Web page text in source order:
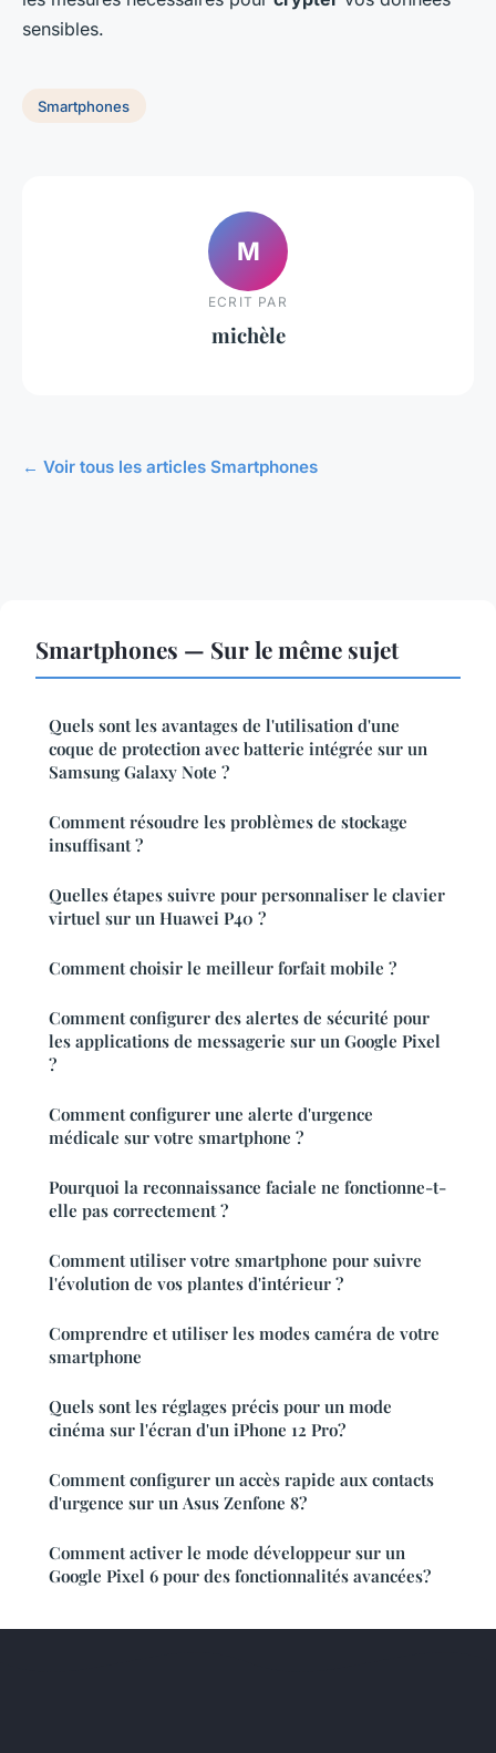
sensibles.
Smartphones
M
ECRIT PAR
michèle
← Voir tous les articles Smartphones
Smartphones — Sur le même sujet
Quels sont les avantages de l'utilisation d'une
coque de protection avec batterie intégrée sur un
Samsung Galaxy Note ?
Comment résoudre les problèmes de stockage
insuffisant ?
Quelles étapes suivre pour personnaliser le clavier
virtuel sur un Huawei P40 ?
Comment choisir le meilleur forfait mobile ?
Comment configurer des alertes de sécurité pour
les applications de messagerie sur un Google Pixel
?
Comment configurer une alerte d'urgence
médicale sur votre smartphone ?
Pourquoi la reconnaissance faciale ne fonctionne-t-
elle pas correctement ?
Comment utiliser votre smartphone pour suivre
l'évolution de vos plantes d'intérieur ?
Comprendre et utiliser les modes caméra de votre
smartphone
Quels sont les réglages précis pour un mode
cinéma sur l'écran d'un iPhone 12 Pro?
Comment configurer un accès rapide aux contacts
d'urgence sur un Asus Zenfone 8?
Comment activer le mode développeur sur un
Google Pixel 6 pour des fonctionnalités avancées?